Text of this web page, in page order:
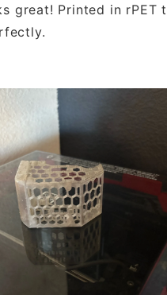
great! Printed in